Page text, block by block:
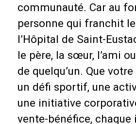
communauté. Car au
personne qui franchit
l’Hôpital de Saint-
le père, la sœur, l’ami
de quelqu’un. Que
un défi sportif, une
une initiative
vente-bénéfice,